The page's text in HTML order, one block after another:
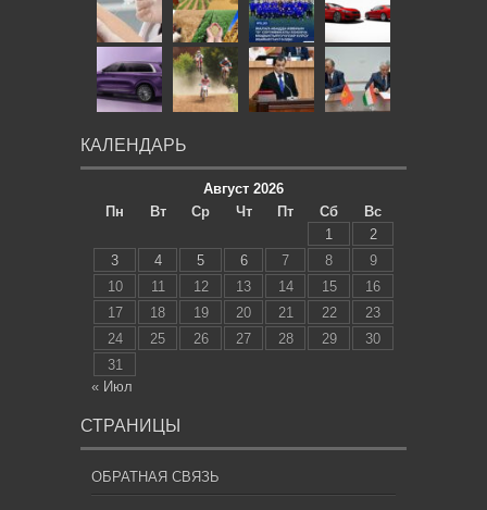
КАЛЕНДАРЬ
Август 2026
Пн
Вт Ср Чт Пт Сб
Вс
1
2
3
4 5 6 7 8
9
10
11 12 13 14 15
16
17
18 19 20 21 22
23
24
25 26 27 28 29
30
31
« Июл
СТРАНИЦЫ
ОБРАТНАЯ СВЯЗЬ